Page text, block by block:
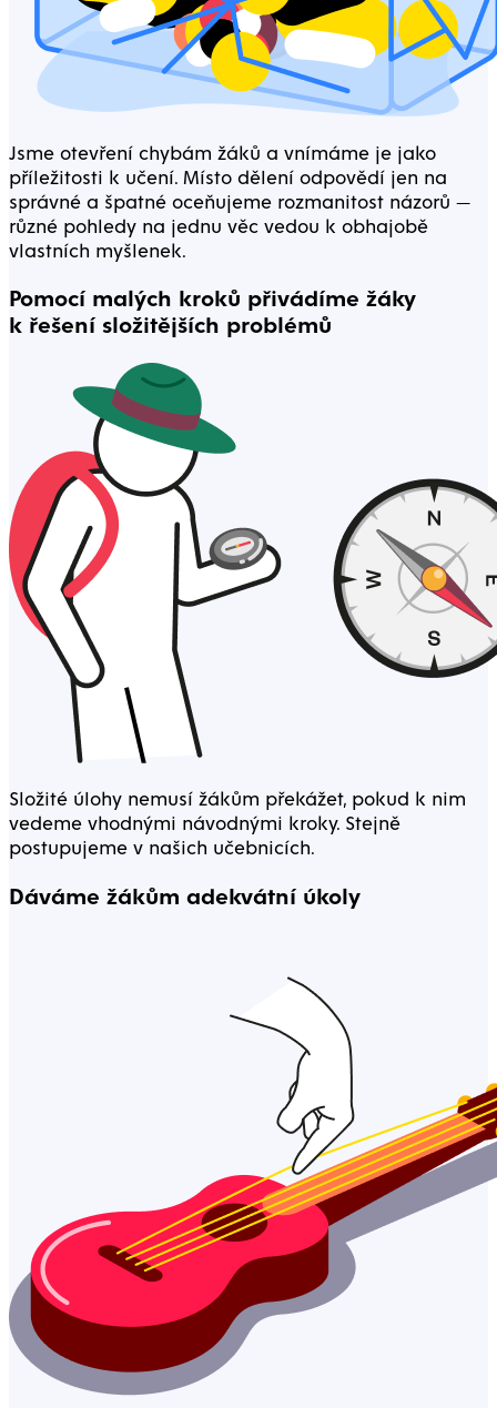
Jsme otevření chybám žáků a vnímáme je jako
příležitosti k učení. Místo dělení odpovědí jen na
správné a špatné oceňujeme rozmanitost názorů —
různé pohledy na jednu věc vedou k obhajobě
vlastních myšlenek.
Pomocí malých kroků přivádíme žáky
k řešení složitějších problémů
Složité úlohy nemusí žákům překážet, pokud k nim
vedeme vhodnými návodnými kroky. Stejně
postupujeme v našich učebnicích.
Dáváme žákům adekvátní úkoly